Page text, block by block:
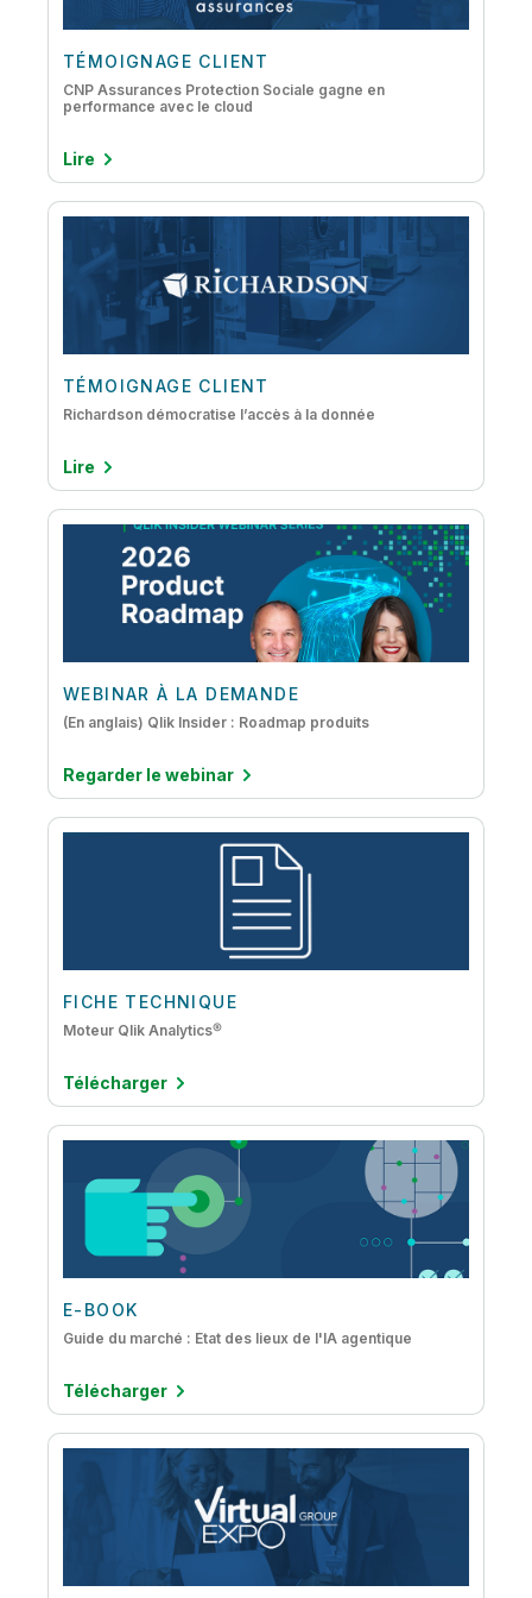
Création de data lakes
Data literacy
DataOps
Intelligence active
Migration cloud du mainframe
Migration des données vers le cloud
Modernisation des données
Streaming de données
TÉMOIGNAGE CLIENT
CNP Assurances Protection Sociale gagne en
performance avec le cloud
Lire
TÉMOIGNAGE CLIENT
Richardson démocratise l’accès à la donnée
Lire
WEBINAR À LA DEMANDE
(En anglais) Qlik Insider : Roadmap produits
Regarder le webinar
FICHE TECHNIQUE
Moteur Qlik Analytics®
Télécharger
E-BOOK
Guide du marché : État des lieux de l'IA agentique
Télécharger